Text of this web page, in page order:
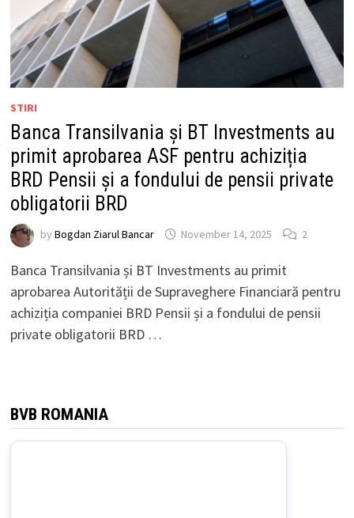
STIRI
Banca Transilvania și BT Investments au
primit aprobarea ASF pentru achiziția
BRD Pensii și a fondului de pensii private
obligatorii BRD
by Bogdan Ziarul Bancar November 14, 2025 2
Banca Transilvania și BT Investments au primit
aprobarea Autorității de Supraveghere Financiară pentru
achiziția companiei BRD Pensii și a fondului de pensii
private obligatorii BRD …
BVB ROMANIA